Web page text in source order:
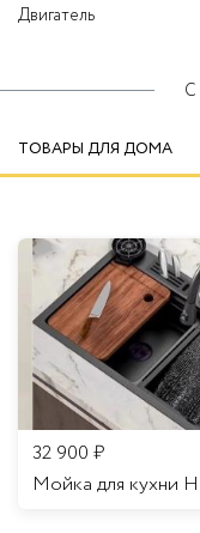
Двигатель
ТОВАРЫ ДЛЯ ДОМА
32 900 ₽
Мойка для кухни